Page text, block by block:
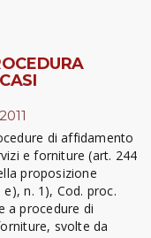
di affidamento
e forniture (art. 244
proposizione
n. 1), Cod. proc.
a procedure di
svolte da